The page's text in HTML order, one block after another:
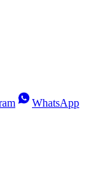
WhatsApp